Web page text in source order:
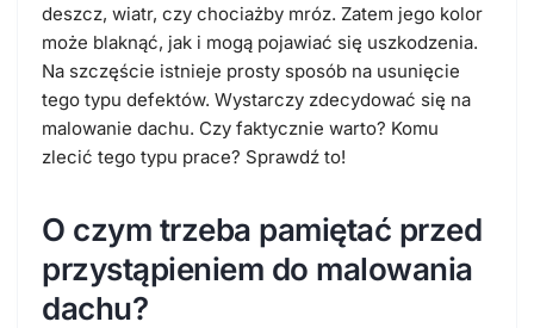
deszcz, wiatr, czy chociażby mróz. Zatem jego kolor
może blaknąć, jak i mogą pojawiać się uszkodzenia.
Na szczęście istnieje prosty sposób na usunięcie
tego typu defektów. Wystarczy zdecydować się na
malowanie dachu. Czy faktycznie warto? Komu
zlecić tego typu prace? Sprawdź to!
O czym trzeba pamiętać przed
przystąpieniem do malowania
dachu?